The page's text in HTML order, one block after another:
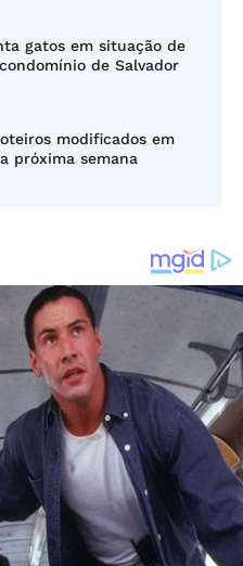
gatos em situação de
de Salvador
modificados em
próxima semana